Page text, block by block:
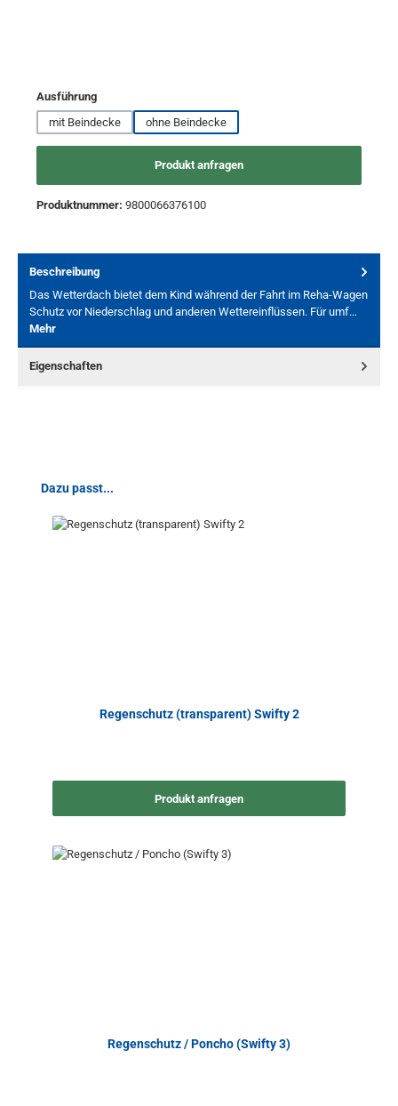
Ausführungauswählen
mit Beindecke
ohne Beindecke
Produkt anfragen
Produktnummer: 9800066376100
Beschreibung
Das Wetterdach bietet dem Kind während der Fahrt im Reha-Wagen
Schutz vor Niederschlag und anderen Wettereinflüssen. Für umf…
Mehr
Eigenschaften
Produktgalerie überspringen
Dazu passt...
Regenschutz (transparent) Swifty 2
Produkt anfragen
Regenschutz / Poncho (Swifty 3)